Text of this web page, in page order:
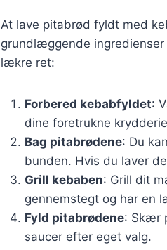
At lave pitabrød fyldt med
grundlæggende
lækre ret:
Forbered kebabfyldet:
dine foretrukne
Bag pitabrødene: Du
bunden. Hvis du laver
Grill kebaben: Grill dit
gennemstegt og har en
Fyld pitabrødene: Skær
saucer efter eget valg.